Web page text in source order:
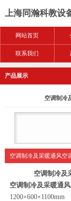
上海同瀚科教设
网站首页
联系我们
产品展示
空调制冷
空调制冷及采暖通风空
空调制冷及
空调制冷及采暖通
1200×600×1100mm